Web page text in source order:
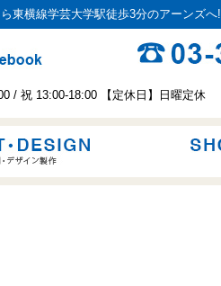
東横線学芸大学駅徒歩3分のアーンズへ!
/ 祝 13:00-18:00 【定休日】日曜定休